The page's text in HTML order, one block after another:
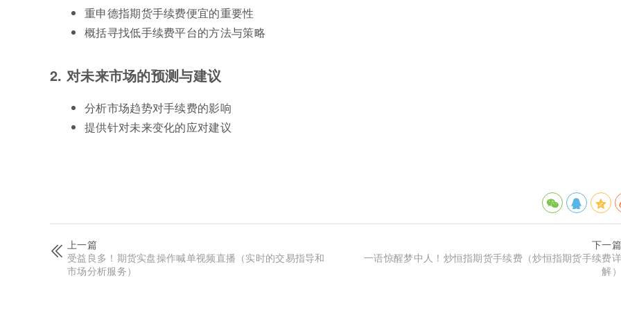
重申德指期货手续费便宜的重要性
概括寻找低手续费平台的方法与策略
2. 对未来市场的预测与建议
分析市场趋势对手续费的影响
提供针对未来变化的应对建议
上一篇
受益良多！期货实盘操作喊单视频直播（实时的交易指导和
市场分析服务）
下一篇
一语惊醒梦中人！炒恒指期货手续费（炒恒指期货手续费详
解）